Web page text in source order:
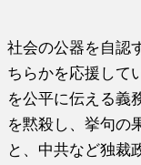
社会の公器を自認
ちらかを応援して
を公平に伝える義
を黙殺し、挙句の
と、中共など独裁